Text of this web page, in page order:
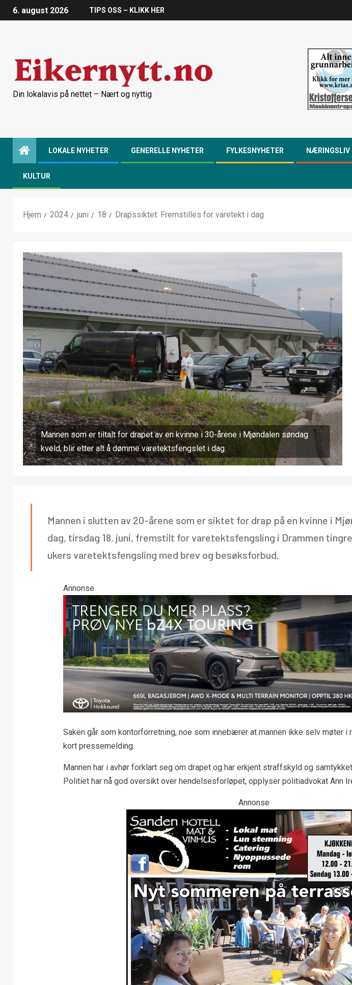
6. august 2026 TIPS OSS – KLIKK HER
Din lokalavis på nettet – Nært og nyttig
LOKALE NYHETER GENERELLE NYHETER FYLKESNYHETER NÆRINGSLIV
KULTUR
Hjem 2024 juni 18 Drapssiktet: Fremstilles for varetekt i dag
Mannen som er tiltalt for drapet av en kvinne i 30-årene i Mjøndalen søndag
kveld, blir etter alt å dømme varetektsfengslet i dag.
Mannen i slutten av 20-årene som er siktet for drap på en kvinne i
dag, tirsdag 18. juni, fremstilt for varetektsfengsling i Drammen
ukers varetektsfengsling med brev og besøksforbud.
Annonse
Saken går som kontorforretning, noe som innebærer at mannen ikke selv møter i
kort pressemelding.
Mannen har i avhør forklart seg om drapet og har erkjent straffskyld og
Politiet har nå god oversikt over hendelsesforløpet, opplyser politiadvokat Ann
Annonse